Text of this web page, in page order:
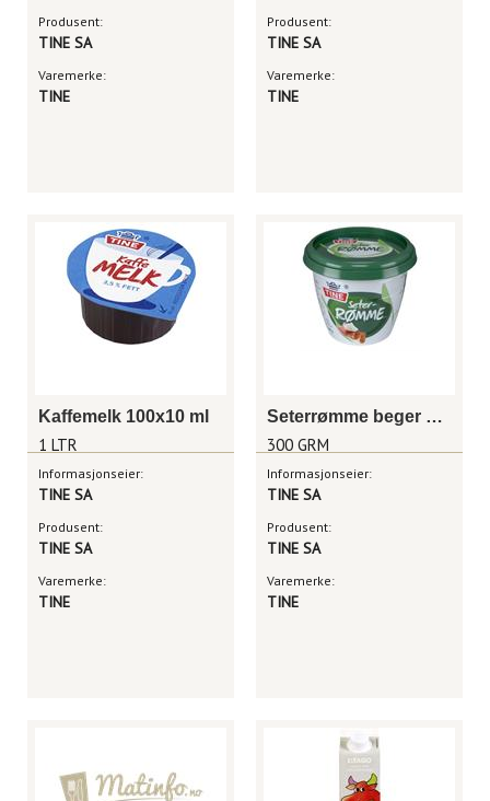
Produsent:
TINE SA
Varemerke:
TINE
Produsent:
TINE SA
Varemerke:
TINE
Kaffemelk 100x10 ml
1 LTR
Informasjonseier:
TINE SA
Produsent:
TINE SA
Varemerke:
TINE
Seterrømme beger 3 dl
300 GRM
Informasjonseier:
TINE SA
Produsent:
TINE SA
Varemerke:
TINE